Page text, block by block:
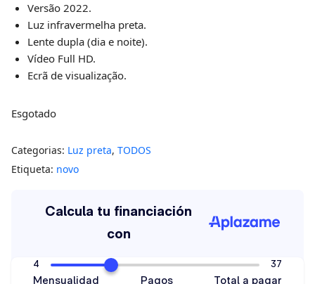
Versão 2022.
Luz infravermelha preta.
Lente dupla (dia e noite).
Vídeo Full HD.
Ecrã de visualização.
Esgotado
Categorias: Luz preta, TODOS
Etiqueta: novo